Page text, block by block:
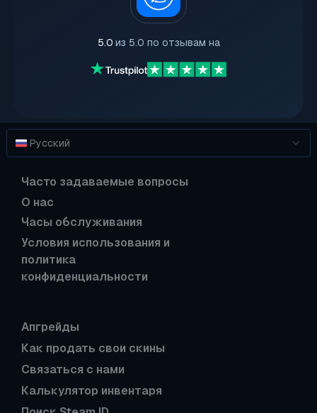
5.0 из 5.0 по отзывам на
Русский
Часто задаваемые вопросы
О нас
Часы обслуживания
Условия использования и
политика
конфиденциальности
Апгрейды
Как продать свои скины
Связаться с нами
Калькулятор инвентаря